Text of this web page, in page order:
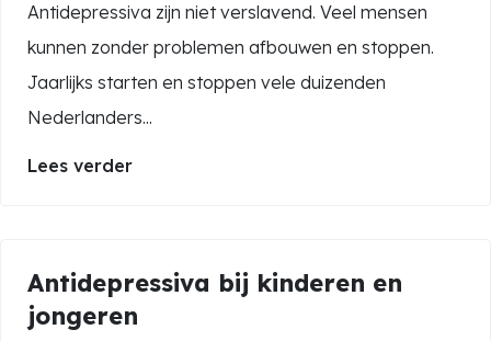
Antidepressiva zijn niet verslavend. Veel mensen
kunnen zonder problemen afbouwen en stoppen.
Jaarlijks starten en stoppen vele duizenden
Nederlanders...
Lees verder
Antidepressiva bij kinderen en
jongeren